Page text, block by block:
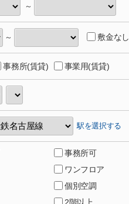
～
～ 敷金なし
事務所(賃貸) 事業用(賃貸)
駅を選択する
事務所可
ワンフロア
個別空調